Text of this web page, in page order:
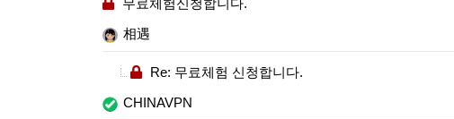
무료체험신청합니다.
相遇
Re: 무료체험 신청합니다.
CHINAVPN